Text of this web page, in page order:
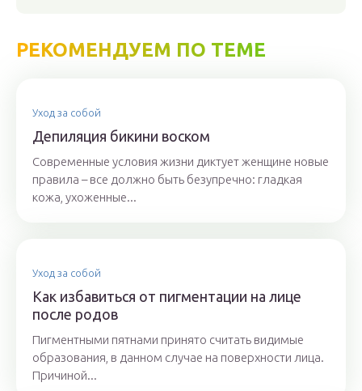
РЕКОМЕНДУЕМ ПО ТЕМЕ
Уход за собой
Депиляция бикини воском
Современные условия жизни диктует женщине новые
правила – все должно быть безупречно: гладкая
кожа, ухоженные...
Уход за собой
Как избавиться от пигментации на лице
после родов
Пигментными пятнами принято считать видимые
образования, в данном случае на поверхности лица.
Причиной...